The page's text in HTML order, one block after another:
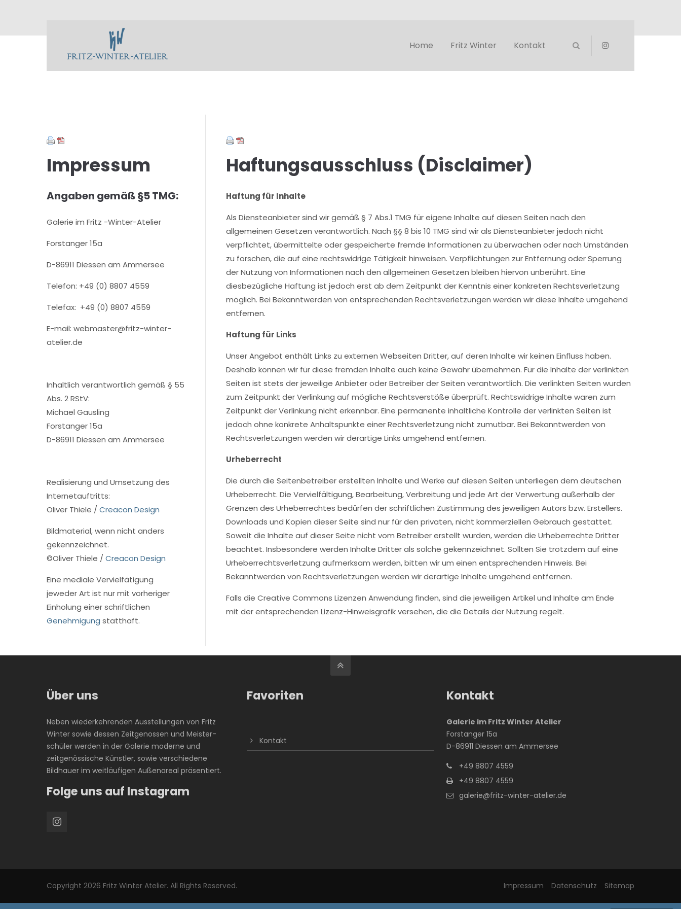
Home Fritz Winter Kontakt
Haftungsausschluss (Disclaimer)
Haftung für Inhalte
Als Diensteanbieter sind wir gemäß § 7 Abs.1 TMG für eigene Inhalte auf diesen Seiten nach den
allgemeinen Gesetzen verantwortlich. Nach §§ 8 bis 10 TMG sind wir als Diensteanbieter jedoch nicht
verpflichtet, übermittelte oder gespeicherte fremde Informationen zu überwachen oder nach Umständen
zu forschen, die auf eine rechtswidrige Tätigkeit hinweisen. Verpflichtungen zur Entfernung oder Sperrung
der Nutzung von Informationen nach den allgemeinen Gesetzen bleiben hiervon unberührt. Eine
diesbezügliche Haftung ist jedoch erst ab dem Zeitpunkt der Kenntnis einer konkreten Rechtsverletzung
möglich. Bei Bekanntwerden von entsprechenden Rechtsverletzungen werden wir diese Inhalte umgehend
entfernen.
Haftung für Links
Unser Angebot enthält Links zu externen Webseiten Dritter, auf deren Inhalte wir keinen Einfluss haben.
Deshalb können wir für diese fremden Inhalte auch keine Gewähr übernehmen. Für die Inhalte der verlinkten
Seiten ist stets der jeweilige Anbieter oder Betreiber der Seiten verantwortlich. Die verlinkten Seiten wurden
zum Zeitpunkt der Verlinkung auf mögliche Rechtsverstöße überprüft. Rechtswidrige Inhalte waren zum
Zeitpunkt der Verlinkung nicht erkennbar. Eine permanente inhaltliche Kontrolle der verlinkten Seiten ist
jedoch ohne konkrete Anhaltspunkte einer Rechtsverletzung nicht zumutbar. Bei Bekanntwerden von
Rechtsverletzungen werden wir derartige Links umgehend entfernen.
Urheberrecht
Die durch die Seitenbetreiber erstellten Inhalte und Werke auf diesen Seiten unterliegen dem deutschen
Urheberrecht. Die Vervielfältigung, Bearbeitung, Verbreitung und jede Art der Verwertung außerhalb der
Grenzen des Urheberrechtes bedürfen der schriftlichen Zustimmung des jeweiligen Autors bzw. Erstellers.
Downloads und Kopien dieser Seite sind nur für den privaten, nicht kommerziellen Gebrauch gestattet.
Soweit die Inhalte auf dieser Seite nicht vom Betreiber erstellt wurden, werden die Urheberrechte Dritter
beachtet. Insbesondere werden Inhalte Dritter als solche gekennzeichnet. Sollten Sie trotzdem auf eine
Urheberrechtsverletzung aufmerksam werden, bitten wir um einen entsprechenden Hinweis. Bei
Bekanntwerden von Rechtsverletzungen werden wir derartige Inhalte umgehend entfernen.
Falls die Creative Commons Lizenzen Anwendung finden, sind die jeweiligen Artikel und Inhalte am Ende
mit der entsprechenden Lizenz-Hinweisgrafik versehen, die die Details der Nutzung regelt.
Impressum
Angaben gemäß §5 TMG:
Galerie im Fritz -Winter-Atelier
Forstanger 15a
D-86911 Diessen am Ammersee
Telefon: +49 (0) 8807 4559
Telefax: +49 (0) 8807 4559
E-mail: webmaster@fritz-winter-
atelier.de
Inhaltlich verantwortlich gemäß § 55
Abs. 2 RStV:
Michael Gausling
Forstanger 15a
D-86911 Diessen am Ammersee
Realisierung und Umsetzung des
Internetauftritts:
Oliver Thiele / Creacon Design
Bildmaterial, wenn nicht anders
gekennzeichnet.
©Oliver Thiele / Creacon Design
Eine mediale Vervielfätigung
jeweder Art ist nur mit vorheriger
Einholung einer schriftlichen
Genehmigung statthaft.
Über uns
Neben wiederkehrenden Ausstellungen von Fritz
Winter sowie dessen Zeitgenossen und Meister-
schüler werden in der Galerie moderne und
zeitgenössische Künstler, sowie verschiedene
Bildhauer im weitläufigen Außenareal präsentiert.
Folge uns auf Instagram
Favoriten
Kontakt
Kontakt
Galerie im Fritz Winter Atelier
Forstanger 15a
D-86911 Diessen am Ammersee
+49 8807 4559
+49 8807 4559
galerie@fritz-winter-atelier.de
Copyright 2026 Fritz Winter Atelier. All Rights Reserved. Impressum Datenschutz Sitemap